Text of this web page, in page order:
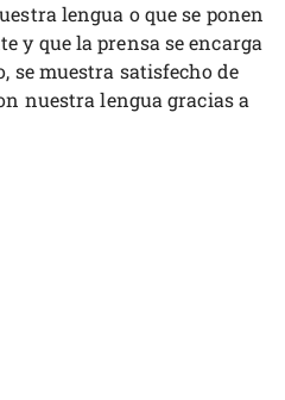
lengua o que se ponen
y que la prensa se encarga
se muestra satisfecho de
nuestra lengua gracias a